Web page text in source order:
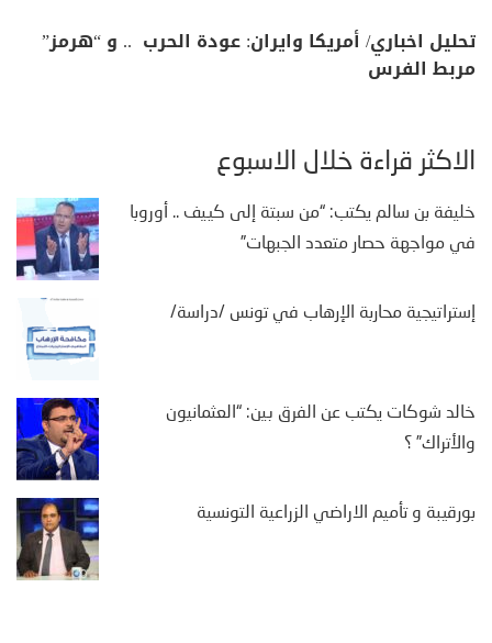
تحليل اخباري/ أمريكا وايران: عودة الحرب .. و “هرمز”
مربط الفرس
الأكثر قراءة خلال الأسبوع
خليفة بن سالم يكتب: “من سبتة إلى كييف .. أوروبا
في مواجهة حصار متعدد الجبهات”
إستراتيجية محاربة الإرهاب في تونس /دراسة/
خالد شوكات يكتب عن الفرق بين: “العثمانيون
والأتراك” ؟
بورقيبة و تأميم الاراضي الزراعية التونسية